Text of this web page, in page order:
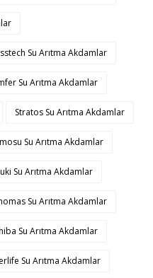
Su Arıtma Akdamlar
Su Arıtma Akdamlar
Stratos Su Arıtma Akdamlar
Su Arıtma Akdamlar
Su Arıtma Akdamlar
Su Arıtma Akdamlar
Su Arıtma Akdamlar
Su Arıtma Akdamlar